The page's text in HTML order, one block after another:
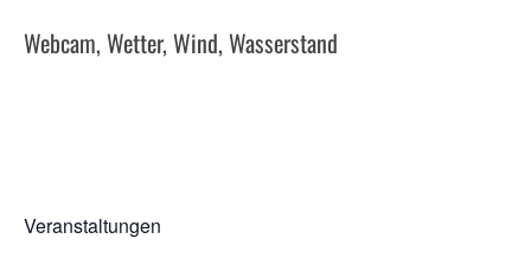
Webcam, Wetter, Wind, Wasserstand
Veranstaltungen